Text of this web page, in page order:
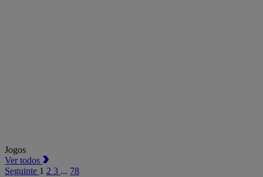
Jogos
Ver todos
Seguinte 1 2 3 ... 78